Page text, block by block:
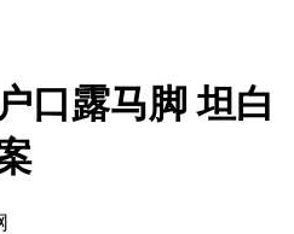
口露马脚 坦白